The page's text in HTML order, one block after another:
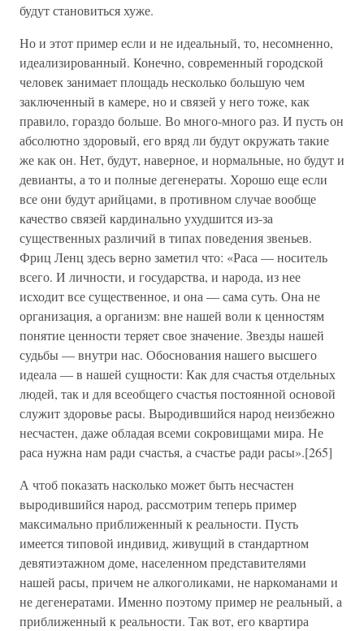
будут становиться хуже.
Но и этот пример если и не идеальный, то, несомненно,
идеализированный. Конечно, современный городской
человек занимает площадь несколько большую чем
заключенный в камере, но и связей у него тоже, как
правило, гораздо больше. Во много-много раз. И пусть он
абсолютно здоровый, его вряд ли будут окружать такие
же как он. Нет, будут, наверное, и нормальные, но будут и
девианты, а то и полные дегенераты. Хорошо еще если
все они будут арийцами, в противном случае вообще
качество связей кардинально ухудшится из-за
существенных различий в типах поведения звеньев.
Фриц Ленц здесь верно заметил что: «Раса — носитель
всего. И личности, и государства, и народа, из нее
исходит все существенное, и она — сама суть. Она не
организация, а организм: вне нашей воли к ценностям
понятие ценности теряет свое значение. Звезды нашей
судьбы — внутри нас. Обоснования нашего высшего
идеала — в нашей сущности: Как для счастья отдельных
людей, так и для всеобщего счастья постоянной основой
служит здоровье расы. Выродившийся народ неизбежно
несчастен, даже обладая всеми сокровищами мира. Не
раса нужна нам ради счастья, а счастье ради расы».[265]
А чтоб показать насколько может быть несчастен
выродившийся народ, рассмотрим теперь пример
максимально приближенный к реальности. Пусть
имеется типовой индивид, живущий в стандартном
девятиэтажном доме, населенном представителями
нашей расы, причем не алкоголиками, не наркоманами и
не дегенератами. Именно поэтому пример не реальный, а
приближенный к реальности. Так вот, его квартира